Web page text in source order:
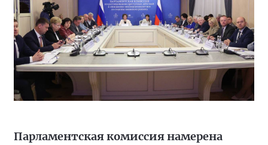
Парламентская комиссия намерена